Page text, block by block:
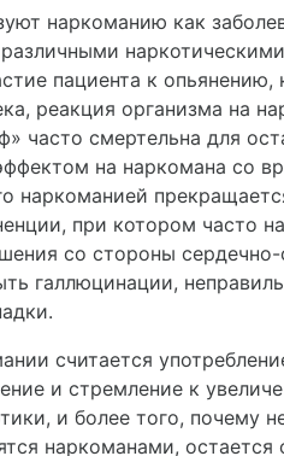
наркоманию как
различными
пациента к
реакция организма на
часто смертельна для
на наркомана со
наркоманией
при котором часто
со стороны
галлюцинации,
считается
и стремление к
и более того, почему
наркоманами,